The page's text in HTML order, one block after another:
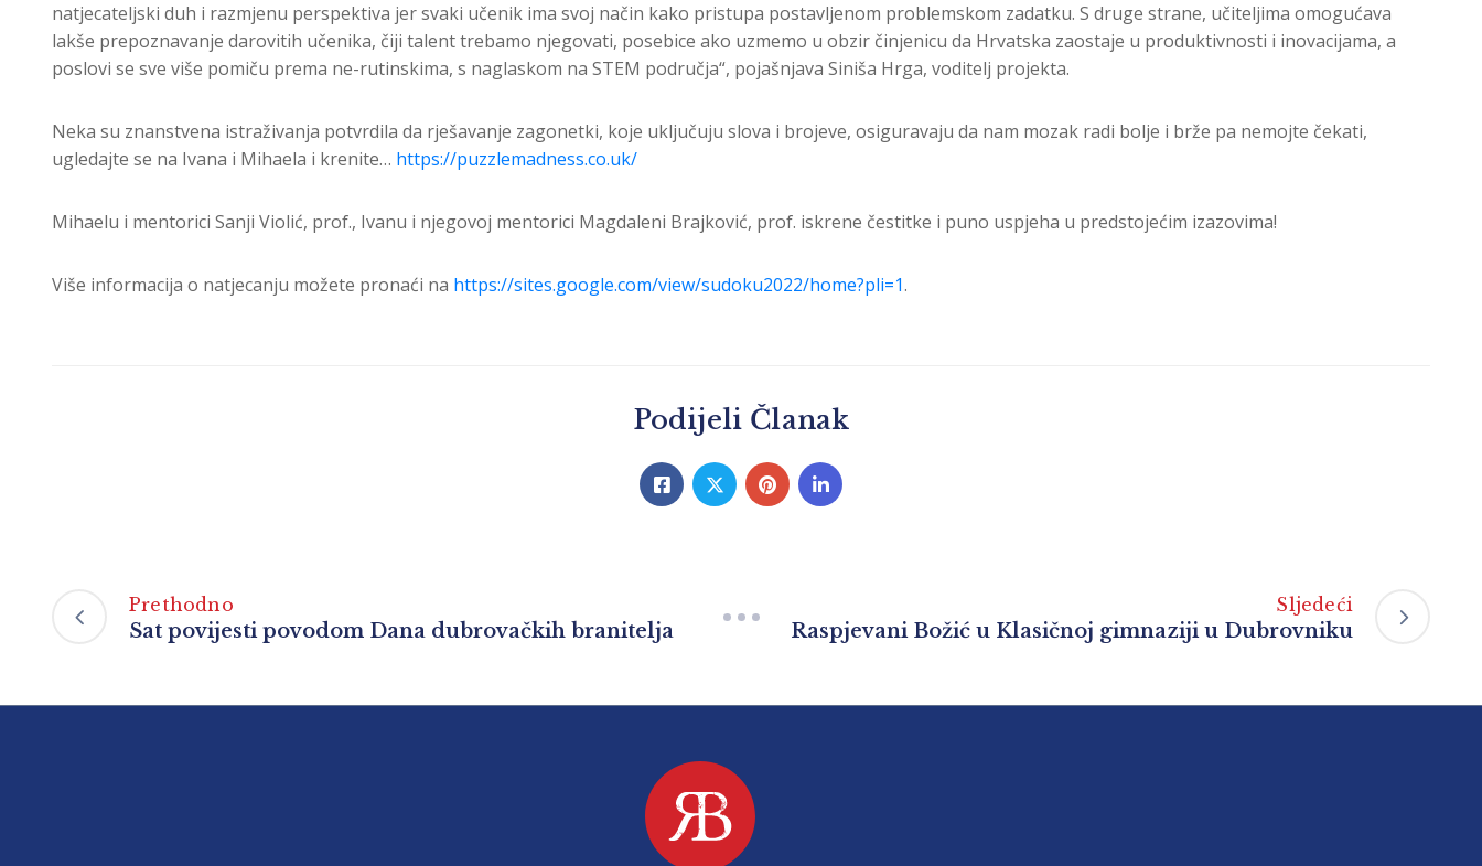
natjecateljski duh i razmjenu perspektiva jer svaki učenik ima svoj način kako pristupa postavljenom problemskom zadatku. S druge strane, učiteljima omogućava
lakše prepoznavanje darovitih učenika, čiji talent trebamo njegovati, posebice ako uzmemo u obzir činjenicu da Hrvatska zaostaje u produktivnosti i inovacijama, a
poslovi se sve više pomiču prema ne-rutinskima, s naglaskom na STEM područja“, pojašnjava Siniša Hrga, voditelj projekta.
Neka su znanstvena istraživanja potvrdila da rješavanje zagonetki, koje uključuju slova i brojeve, osiguravaju da nam mozak radi bolje i brže pa nemojte čekati,
ugledajte se na Ivana i Mihaela i krenite… https://puzzlemadness.co.uk/
Mihaelu i mentorici Sanji Violić, prof., Ivanu i njegovoj mentorici Magdaleni Brajković, prof. iskrene čestitke i puno uspjeha u predstojećim izazovima!
Više informacija o natjecanju možete pronaći na https://sites.google.com/view/sudoku2022/home?pli=1.
Podijeli Članak
Prethodno
Sat povijesti povodom Dana dubrovačkih branitelja
Sljedeći
Raspjevani Božić u Klasičnoj gimnaziji u Dubrovniku